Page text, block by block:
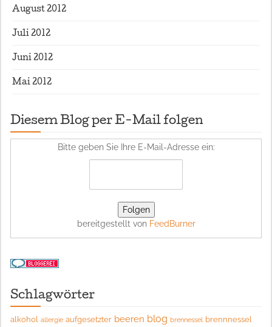
August 2012
Juli 2012
Juni 2012
Mai 2012
Diesem Blog per E-Mail folgen
Bitte geben Sie Ihre E-Mail-Adresse ein:
bereitgestellt von FeedBurner
Schlagwörter
alkohol allergie aufgesetzter beeren blog brennessel brennnessel